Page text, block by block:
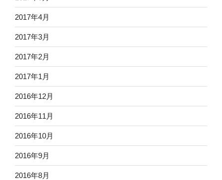
2017年4月
2017年3月
2017年2月
2017年1月
2016年12月
2016年11月
2016年10月
2016年9月
2016年8月